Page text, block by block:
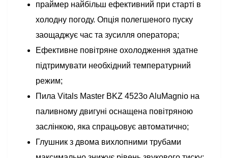
праймер найбільш ефективний при старті в
холодну погоду. Опція полегшеного пуску
заощаджує час та зусилля оператора;
Ефективне повітряне охолодження здатне
підтримувати необхідний температурний
режим;
Пила Vitals Master BKZ 4523o AluMagnio на
паливному двигуні оснащена повітряною
заслінкою, яка спрацьовує автоматично;
Глушник з двома вихлопними трубами